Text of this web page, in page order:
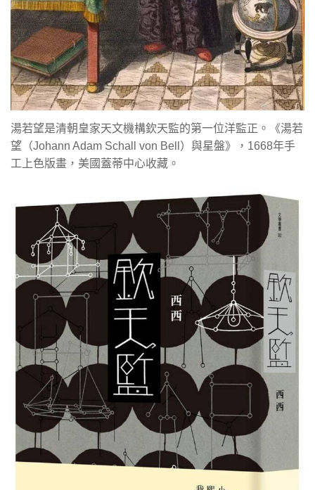
湯若望是清朝皇家天文機構欽天監的第一位洋監正。《湯若
望（Johann Adam Schall von Bell）與星盤》，1668年手
工上色版畫，美國蓋蒂中心收藏。